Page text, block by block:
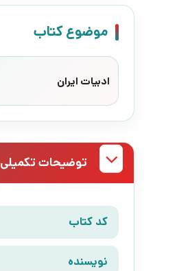
موضوع کتاب
ادبیات ایران
توضیحات تکمیلی
کد کتاب
نویسنده